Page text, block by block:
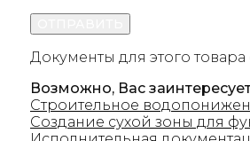
Документы для этого товара
Возможно, Вас
Строительное
Создание сухой зоны для